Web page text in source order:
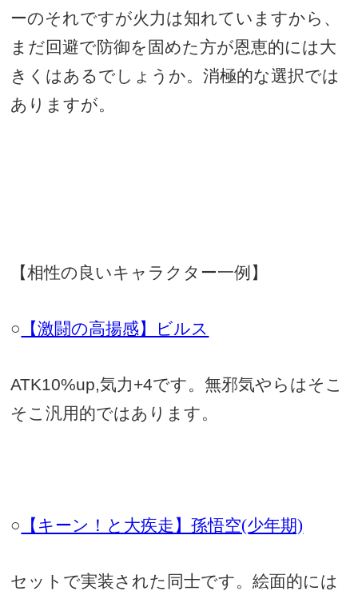
ーのそれですが火力は知れていますから、
まだ回避で防御を固めた方が恩恵的には大
きくはあるでしょうか。消極的な選択では
ありますが。
【相性の良いキャラクター一例】
○ 【激闘の高揚感】ビルス
ATK10%up,気力+4です。無邪気やらはそこ
そこ汎用的ではあります。
○ 【キーン！と大疾走】孫悟空(少年期)
セットで実装された同士です。絵面的には